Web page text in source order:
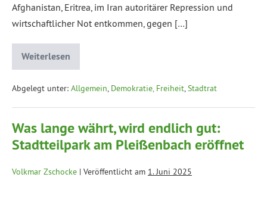
Afghanistan, Eritrea, im Iran autoritärer Repression und
wirtschaftlicher Not entkommen, gegen […]
Weiterlesen
Abgelegt unter: Allgemein, Demokratie, Freiheit,Stadtrat
Was lange währt, wird endlich gut:
Stadtteilpark am Pleißenbach eröffnet
Volkmar Zschocke | Veröffentlicht am 1. Juni 2025